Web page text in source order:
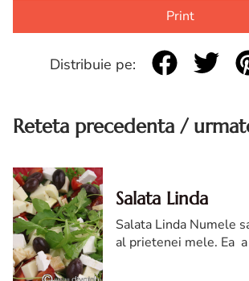
Print
Distribuie pe:
Reteta precedenta /
Salata Linda
Salata Linda Numele
al prietenei mele. Ea